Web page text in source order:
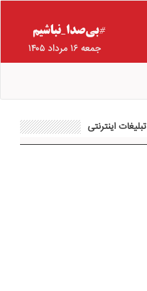
جمعه ۱۶ مرداد ۱۴۰۵
تبلیغات اینترنتی